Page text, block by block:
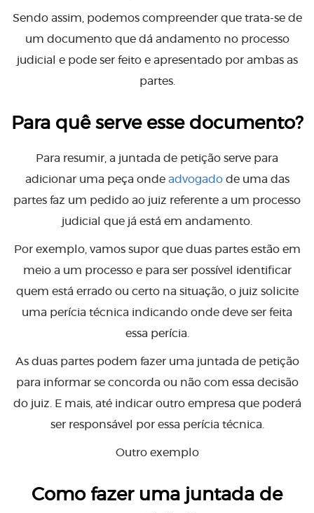
Sendo assim, podemos compreender que trata-se de
um documento que dá andamento no processo
judicial e pode ser feito e apresentado por ambas as
partes.
Para quê serve esse documento?
Para resumir, a juntada de petição serve para
adicionar uma peça onde advogadode uma das
partes faz um pedido ao juiz referente a um processo
judicial que já está em andamento.
Por exemplo, vamos supor que duas partes estão em
meio a um processo e para ser possível identificar
quem está errado ou certo na situação, o juiz solicite
uma perícia técnica indicando onde deve ser feita
essa perícia.
As duas partes podem fazer uma juntada de petição
para informar se concorda ou não com essa decisão
do juiz. E mais, até indicar outro empresa que poderá
ser responsável por essa perícia técnica.
Outro exemplo
Como fazer uma juntada de